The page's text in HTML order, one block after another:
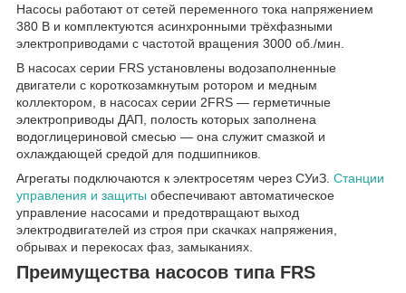
Насосы работают от сетей переменного тока напряжением
380 В и комплектуются асинхронными трёхфазными
электроприводами с частотой вращения 3000 об./мин.
В насосах серии FRS установлены водозаполненные
двигатели с короткозамкнутым ротором и медным
коллектором, в насосах серии 2FRS — герметичные
электроприводы ДАП, полость которых заполнена
водоглицериновой смесью — она служит смазкой и
охлаждающей средой для подшипников.
Агрегаты подключаются к электросетям через СУиЗ. Станции
управления и защиты обеспечивают автоматическое
управление насосами и предотвращают выход
электродвигателей из строя при скачках напряжения,
обрывах и перекосах фаз, замыканиях.
Преимущества насосов типа FRS